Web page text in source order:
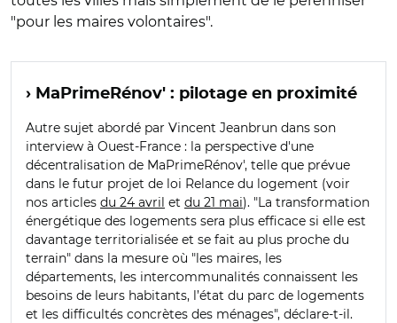
"pour les maires volontaires".
› MaPrimeRénov' : pilotage en proximité
Autre sujet abordé par Vincent Jeanbrun dans son
interview à Ouest-France : la perspective d'une
décentralisation de MaPrimeRénov', telle que prévue
dans le futur projet de loi Relance du logement (voir
nos articles du 24 avril et du 21 mai). "La transformation
énergétique des logements sera plus efficace si elle est
davantage territorialisée et se fait au plus proche du
terrain" dans la mesure où "les maires, les
départements, les intercommunalités connaissent les
besoins de leurs habitants, l’état du parc de logements
et les difficultés concrètes des ménages", déclare-t-il.